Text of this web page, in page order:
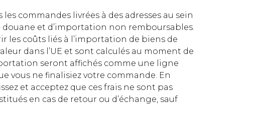
commandes livrées à des adresses au sein
douane et d’importation non remboursables.
les coûts liés à l’importation de biens de
dans l’UE et sont calculés au moment de
seront affichés comme une ligne
vous ne finalisiez votre commande. En
et acceptez que ces frais ne sont pas
en cas de retour ou d’échange, sauf